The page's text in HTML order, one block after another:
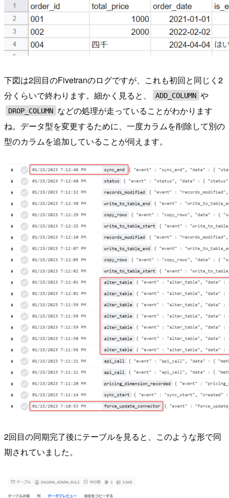
下図は2回目のFivetranのログですが、これも初回と同じく2
分くらいで終わります。細かく見ると、
ADD_COLUMN や
DROP_COLUMN などの処理が走っていることがわかります
ね。データ型を変更するために、一度カラムを削除して別の
型のカラムを追加していることが伺えます。
2回目の同期完了後にテーブルを見ると、このような形で同
期されていました。